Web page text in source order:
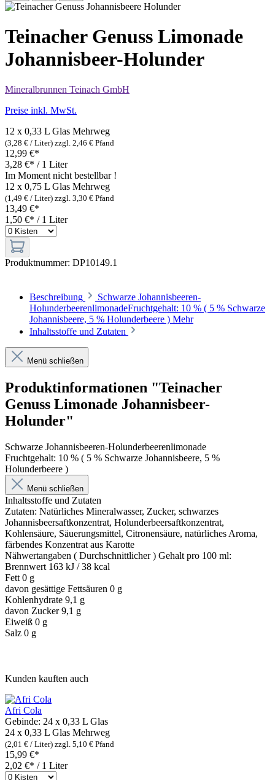
Teinacher Genuss Limonade
Johannisbeer-Holunder
Mineralbrunnen Teinach GmbH
Preise inkl. MwSt.
12 x 0,33 L Glas Mehrweg
(3,28 € / Liter) zzgl. 2,46 € Pfand
12,99 €*
3,28 €* / 1 Liter
Im Moment nicht bestellbar !
12 x 0,75 L Glas Mehrweg
(1,49 € / Liter) zzgl. 3,30 € Pfand
13,49 €*
1,50 €* / 1 Liter
Produktnummer: DP10149.1
Beschreibung
Schwarze Johannisbeeren-
HolunderbeerenlimonadeFruchtgehalt: 10 % ( 5 % Schwarze
Johannisbeere, 5 % Holunderbeere ) Mehr
Inhaltsstoffe und Zutaten
Menü schließen
Produktinformationen "Teinacher
Genuss Limonade Johannisbeer-
Holunder"
Schwarze Johannisbeeren-Holunderbeerenlimonade
Fruchtgehalt: 10 % ( 5 % Schwarze Johannisbeere, 5 %
Holunderbeere )
Menü schließen
Inhaltsstoffe und Zutaten
Zutaten: Natürliches Mineralwasser, Zucker, schwarzes
Johannisbeersaftkonzentrat, Holunderbeersaftkonzentrat,
Kohlensäure, Säuerungsmittel, Citronensäure, natürliches Aroma,
färbendes Konzentrat aus Karotte
Nähwertangaben ( Durchschnittlicher ) Gehalt pro 100 ml:
Brennwert 163 kJ / 38 kcal
Fett 0 g
davon gesättige Fettsäuren 0 g
Kohlenhydrate 9,1 g
davon Zucker 9,1 g
Eiweiß 0 g
Salz 0 g
Kunden kauften auch
Afri Cola
Gebinde: 24 x 0,33 L Glas
24 x 0,33 L Glas Mehrweg
(2,01 € / Liter) zzgl. 5,10 € Pfand
15,99 €*
2,02 €* / 1 Liter